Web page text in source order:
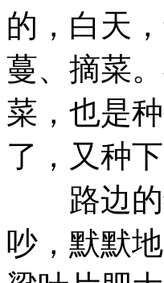
的，白天
蔓、摘菜
菜，也是
了，又种
路边的
吵，默默